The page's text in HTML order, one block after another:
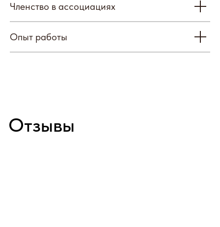
Членство в ассоциациях
Опыт работы
Наши партнеры